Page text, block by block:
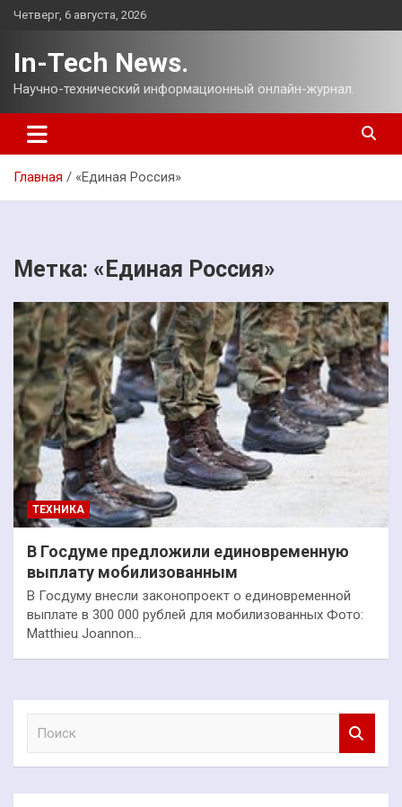
Перейти
Четверг, 6 августа, 2026
In-Tech News.
Научно-технический информационный онлайн-журнал.
Главная «Единая Россия»
Метка: «Единая Россия»
ТЕХНИКА
В Госдуме предложили единовременную
выплату мобилизованным
В Госдуму внесли законопроект о единовременной
выплате в 300 000 рублей для мобилизованных Фото:
Matthieu Joannon…
к